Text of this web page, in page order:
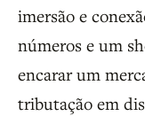
imersão e
números e um
encarar um
tributação em